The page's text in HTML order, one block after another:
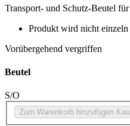
Transport- und Schutz-Beutel
Produkt wird nicht
Vorübergehend vergriffen
Beutel
S/O
Zum Warenkorb hinzufügen